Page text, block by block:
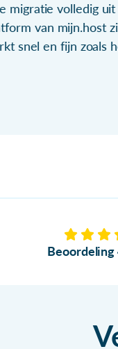
migratie volledig uit
van mijn.host
snel en fijn zoals
Beoordeling